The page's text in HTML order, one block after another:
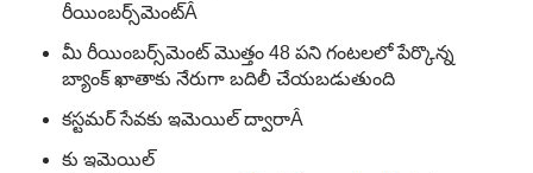
రీయింబర్స్‌మెంట్Â
మీ రీయింబర్స్‌మెంట్ మొత్తం 48 పని గంటలలో పేర్కొన్న
బ్యాంక్ ఖాతాకు నేరుగా బదిలీ చేయబడుతుంది
కస్టమర్ సేవకు ఇమెయిల్ ద్వారాÂ
కు ఇమెయిల్